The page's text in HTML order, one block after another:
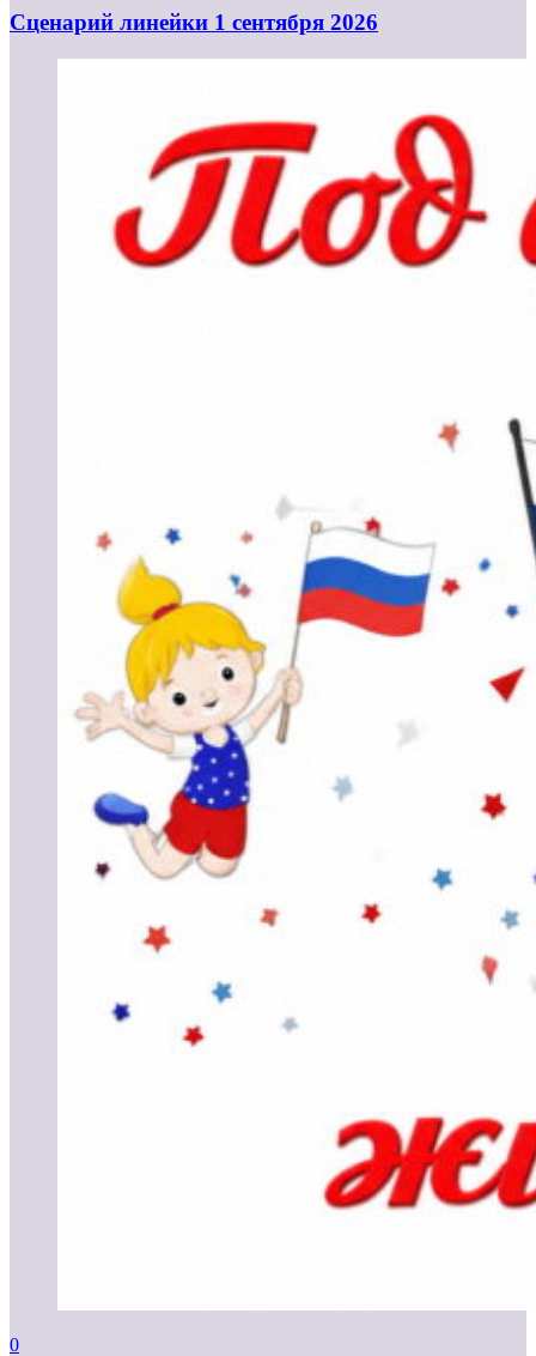
Cценарий линейки 1 сентября 2026
0